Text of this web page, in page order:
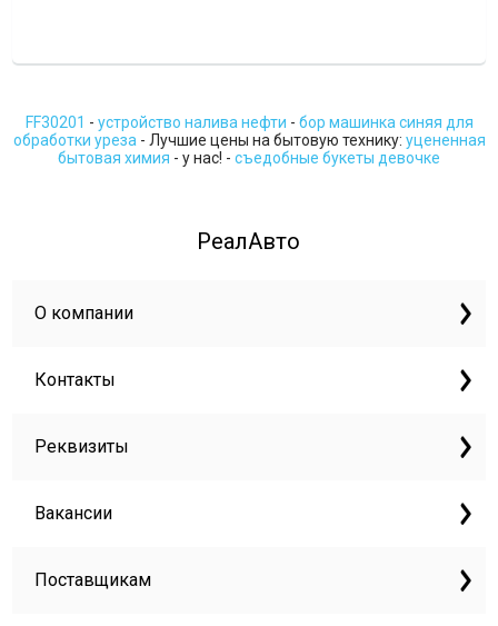
FF30201 - устройство налива нефти - бор машинка синяя для
обработки уреза - Лучшие цены на бытовую технику: уцененная
бытовая химия - у нас! - съедобные букеты девочке
РеалАвто
О компании
Контакты
Реквизиты
Вакансии
Поставщикам